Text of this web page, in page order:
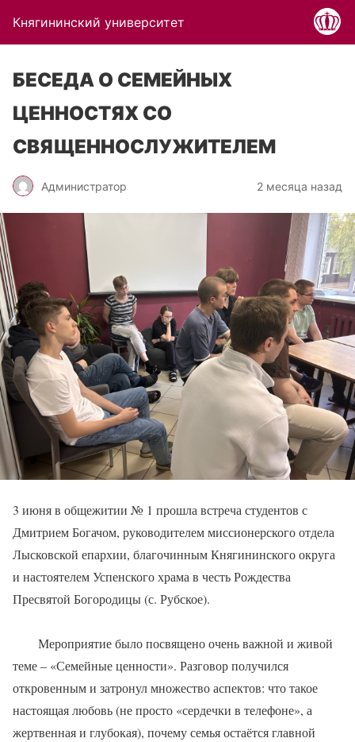
Княгининский университет
БЕСЕДА О СЕМЕЙНЫХ
ЦЕННОСТЯХ СО
СВЯЩЕННОСЛУЖИТЕЛЕМ
Администратор 2 месяца назад
3 июня в общежитии № 1 прошла встреча студентов с
Дмитрием Богачом, руководителем миссионерского отдела
Лысковской епархии, благочинным Княгининского округа
и настоятелем Успенского храма в честь Рождества
Пресвятой Богородицы (с. Рубское).
Мероприятие было посвящено очень важной и живой
теме – «Семейные ценности». Разговор получился
откровенным и затронул множество аспектов: что такое
настоящая любовь (не просто «сердечки в телефоне», а
жертвенная и глубокая), почему семья остаётся главной